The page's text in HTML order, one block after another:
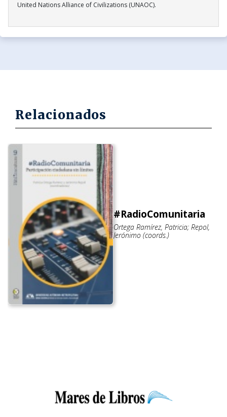
United Nations Alliance of Civilizations (UNAOC).
Relacionados
#RadioComunitaria
Ortega Ramírez, Patricia; Repol,
Jerónimo (coords.)